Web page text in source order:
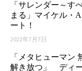
「サレンダー～す
まる」マイケル・
ート！
2022年7月7日
「メタヒューマン
解き放つ」 ディ